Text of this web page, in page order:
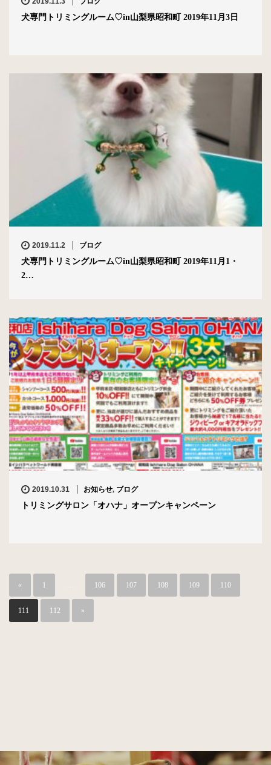
犬専門トリミングルーム♡in山梨県昭和町 2019年11月3日
2019.11.2 ブログ
犬専門トリミングルーム♡in山梨県昭和町 2019年11月1・
2…
2019.10.31 お知らせ, ブログ
トリミングサロン「オハナ」オープンキャンペーン
« 1 106 107 108 109 110
111 112 »